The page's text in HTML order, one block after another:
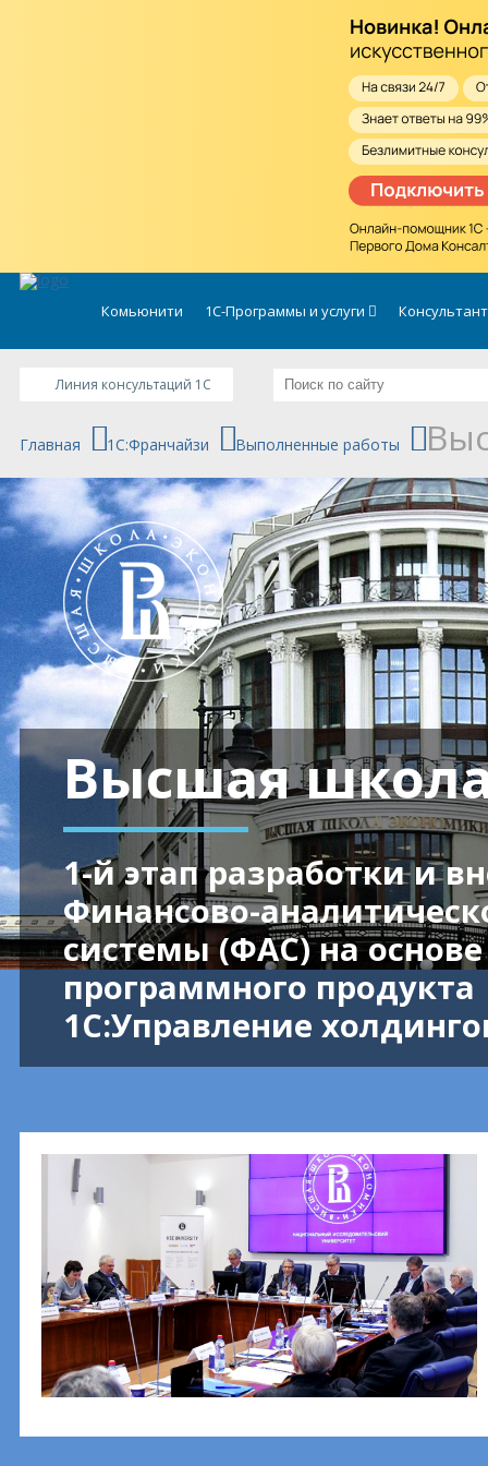
Комьюнити 1С-Программы и услуги
Линия консультаций 1C
Главная 1C:Франчайзи Выполненные работы
Высшая
1-й этап разработки и
Финансово-
системы (ФАС) на основе
программного продукта
1С:Управление